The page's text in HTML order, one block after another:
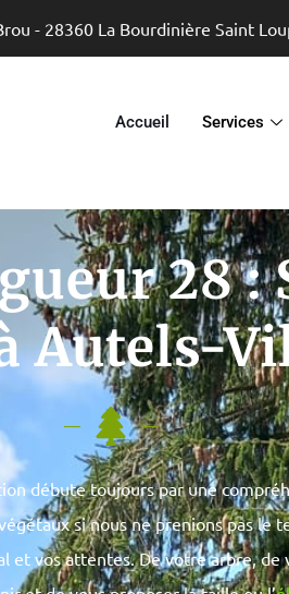
- 28360 La Bourdinière Saint
Accueil Services
28 :
Autels-
débute toujours par une
si nous ne prenions pas le
et vos attentes. De votre arbre, de